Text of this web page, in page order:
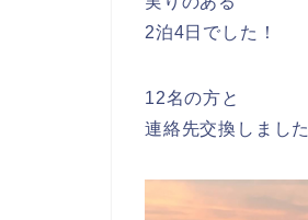
2泊4日でした！
12名の方と
連絡先交換しました